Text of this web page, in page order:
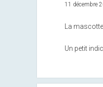
11 décembre
La
Un petit